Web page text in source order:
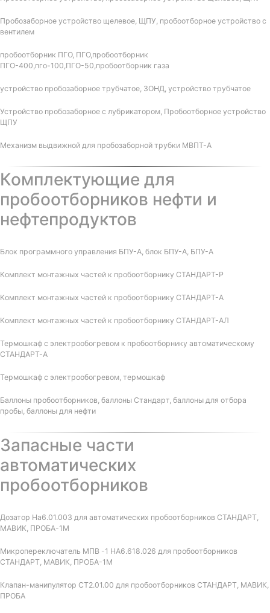
Пробозаборное устройство щелевое, ЩПУ, пробоотборное устройство с
вентилем
пробоотборник ПГО, ПГО,пробоотборник
ПГО-400,пго-100,ПГО-50,пробоотборник газа
устройство пробозаборное трубчатое, ЗОНД, устройство трубчатое
Устройство пробозаборное с лубрикатором, Пробоотборное устройство
ЩПУ
Механизм выдвижной для пробозаборной трубки МВПТ-А
Комплектующие для
пробоотборников нефти и
нефтепродуктов
Блок программного управления БПУ-А, блок БПУ-А, БПУ-А
Комплект монтажных частей к пробоотборнику СТАНДАРТ-Р
Комплект монтажных частей к пробоотборнику СТАНДАРТ-А
Комплект монтажных частей к пробоотборнику СТАНДАРТ-АЛ
Термошкаф с электрообогревом к пробоотборнику автоматическому
СТАНДАРТ-А
Термошкаф с электрообогревом, термошкаф
Баллоны пробоотборников, баллоны Стандарт, баллоны для отбора
пробы, баллоны для нефти
Запасные части
автоматических
пробоотборников
Дозатор На6.01.003 для автоматических пробоотборников СТАНДАРТ,
МАВИК, ПРОБА-1М
Микропереключатель МПВ -1 НА6.618.026 для пробоотборников
СТАНДАРТ, МАВИК, ПРОБА-1М
Клапан-манипулятор СТ2.01.00 для пробоотборников СТАНДАРТ, МАВИК,
ПРОБА